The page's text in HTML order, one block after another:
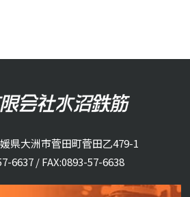
県大洲市菅田町菅田乙479-1
6637/ FAX:0893-57-6638